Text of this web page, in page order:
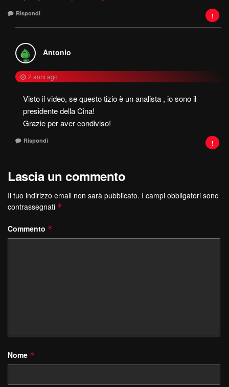
Rispondi
Antonio
2 anni ago
Visto il video, se questo tizio è un analista , io sono il
presidente della Cina!
Grazie per aver condiviso!
Rispondi
Lascia un commento
Il tuo indirizzo email non sarà pubblicato. I campi obbligatori sono
contrassegnati *
Commento *
Nome *